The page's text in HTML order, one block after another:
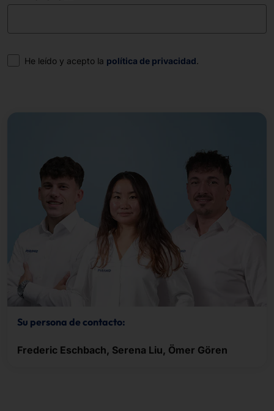
Consentimiento
He leído y acepto la política de privacidad.
Su persona de contacto:
Frederic Eschbach, Serena Liu, Ömer Gören